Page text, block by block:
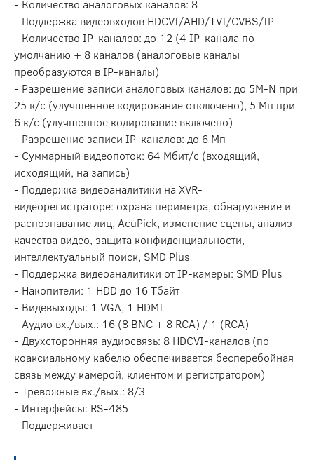
- Количество аналоговых каналов: 8
- Поддержка видеовходов HDCVI/AHD/TVI/CVBS/IP
- Количество IP-каналов: до 12 (4 IP-канала по
умолчанию + 8 каналов (аналоговые каналы
преобразуются в IP-каналы)
- Разрешение записи аналоговых каналов: до 5M-N при
25 к/с (улучшенное кодирование отключено), 5 Мп при
6 к/с (улучшенное кодирование включено)
- Разрешение записи IP-каналов: до 6 Мп
- Суммарный видеопоток: 64 Мбит/с (входящий,
исходящий, на запись)
- Поддержка видеоаналитики на XVR-
видеорегистраторе: охрана периметра, обнаружение и
распознавание лиц, AcuPick, изменение сцены, анализ
качества видео, защита конфиденциальности,
интеллектуальный поиск, SMD Plus
- Поддержка видеоаналитики от IP-камеры: SMD Plus
- Накопители: 1 HDD до 16 Тбайт
- Видевыходы: 1 VGA, 1 HDMI
- Аудио вх./вых.: 16 (8 BNC + 8 RCA) / 1 (RCA)
- Двухсторонняя аудиосвязь: 8 HDCVI-каналов (по
коаксиальному кабелю обеспечивается бесперебойная
связь между камерой, клиентом и регистратором)
- Тревожные вх./вых.: 8/3
- Интерфейсы: RS-485
- Поддерживает